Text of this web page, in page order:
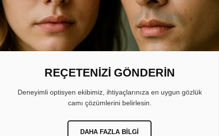
REÇETENİZİ GÖNDERİN
Deneyimli optisyen ekibimiz, ihtiyaçlarınıza en uygun gözlük
camı çözümlerini belirlesin.
DAHA FAZLA BILGI